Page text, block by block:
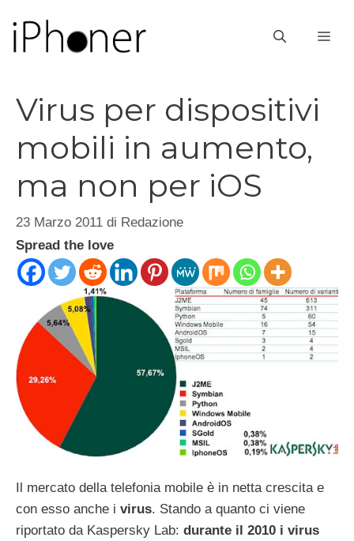
contenuto
Virus per dispositivi
mobili in aumento,
ma non per iOS
23 Marzo 2011 di Redazione
Spread the love
Il mercato della telefonia mobile è in netta crescita e
con esso anche i virus. Stando a quanto ci viene
riportato da Kaspersky Lab: durante il 2010 i virus